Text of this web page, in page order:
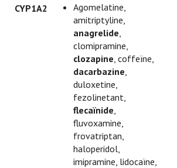
CYP1A2
Agomelatine,
amitriptyline,
anagrelide,
clomipramine,
clozapine, coffeïne,
dacarbazine,
duloxetine,
fezolinetant,
flecaïnide,
fluvoxamine,
frovatriptan,
haloperidol,
imipramine, lidocaïne,